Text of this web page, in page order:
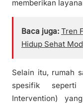
memberikan
Baca juga: Tren
Hidup Sehat
Selain itu, rumah
spesifik seperti
Intervention)